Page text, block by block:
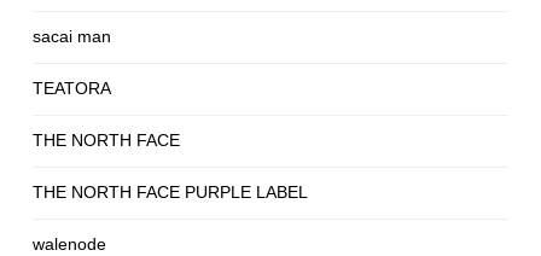
sacai man
TEATORA
THE NORTH FACE
THE NORTH FACE PURPLE LABEL
walenode